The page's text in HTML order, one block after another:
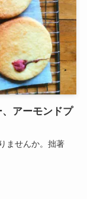
アーモンドプ
ませんか。拙著